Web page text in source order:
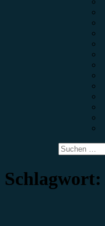
Suchen
nach:
Schlagwort: